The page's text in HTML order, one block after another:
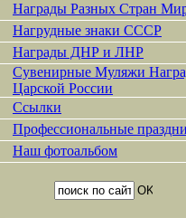
Награды Разных Стран
Нагрудные знаки СССР
Награды ДНР и ЛНР
Сувенирные Муляжи
Царской России
Ссылки
Профессиональные
Наш фотоальбом